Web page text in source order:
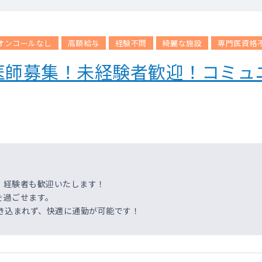
部 ・可能なら乳腺の一次読影）
腺
ンコールなし 高額給与 経験不問 綺麗な施設 専門医資格
募集！未経験者歓迎！コミ
験者も歓迎いたします！
ごせます。
まれず、快適に通勤が可能です！